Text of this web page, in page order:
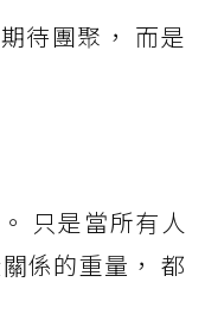
待團聚， 而是
只是當所有人
係的重量， 都